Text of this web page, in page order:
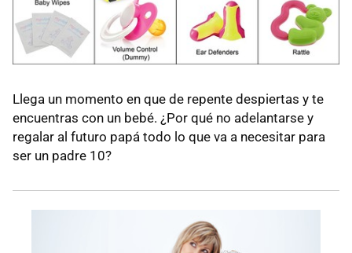
Llega un momento en que de repente despiertas y te
encuentras con un bebé. ¿Por qué no adelantarse y
regalar al futuro papá todo lo que va a necesitar para
ser un padre 10?